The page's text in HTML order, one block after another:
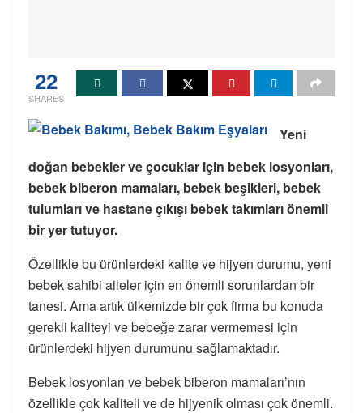
22
SHARES
Yeni
doğan bebekler ve çocuklar için bebek losyonları,
bebek biberon mamaları, bebek beşikleri, bebek
tulumları ve hastane çıkışı bebek takımları önemli
bir yer tutuyor.
Özellikle bu ürünlerdeki kalite ve hijyen durumu, yeni
bebek sahibi aileler için en önemli sorunlardan bir
tanesi. Ama artık ülkemizde bir çok firma bu konuda
gerekli kaliteyi ve bebeğe zarar vermemesi için
ürünlerdeki hijyen durumunu sağlamaktadır.
Bebek losyonları ve bebek biberon mamaları’nın
özellikle çok kaliteli ve de hijyenik olması çok önemli.